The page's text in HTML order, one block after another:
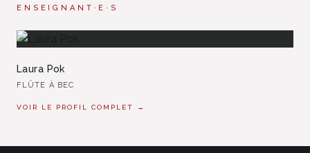
ENSEIGNANT·E·S
Laura Pok
FLÛTE À BEC
VOIR LE PROFIL COMPLET →